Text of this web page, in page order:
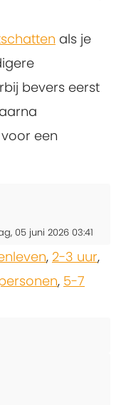
als je
bevers eerst
een
05 juni 2026 03:41
, 2-3 uur,
, 5-7